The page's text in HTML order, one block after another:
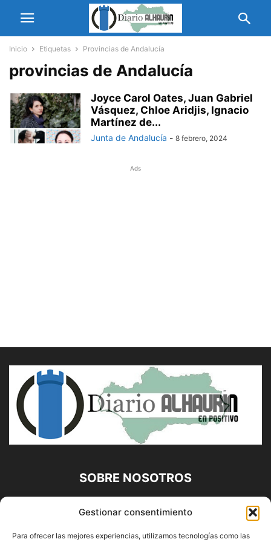
Gestionar consentimiento
Para ofrecer las mejores experiencias, utilizamos tecnologías como las
Inicio Etiquetas Provincias de Andalucía
provincias de Andalucía
Joyce Carol Oates, Juan Gabriel
Vásquez, Chloe Aridjis, Ignacio
Martínez de...
Junta de Andalucía - 8 febrero, 2024
Ads
SOBRE NOSOTROS
Diario Alhaurín (www.alhaurindelatorre.com) Propiedad de
Francisco E. López López | 639 95 71 95 | Noticias de
Alhaurín de la Torre, Málaga y Provincia|